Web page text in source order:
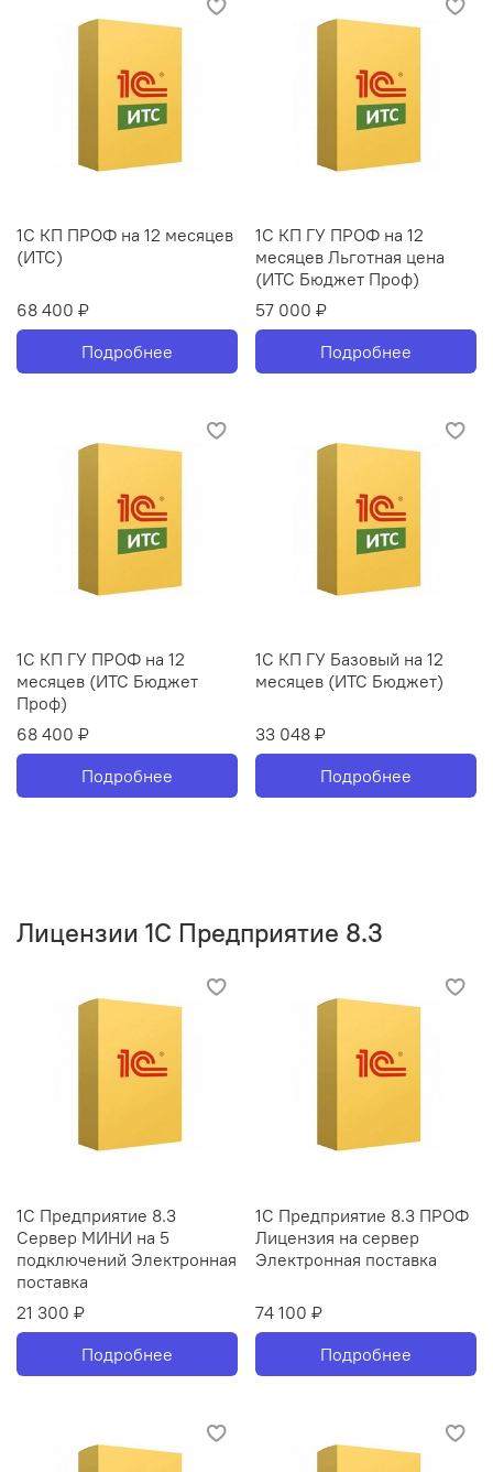
1С КП ПРОФ на 12 месяцев
(ИТС)
68 400 ₽
Подробнее
1С КП ГУ ПРОФ на 12
месяцев Льготная цена
(ИТС Бюджет Проф)
57 000 ₽
Подробнее
1С КП ГУ ПРОФ на 12
месяцев (ИТС Бюджет
Проф)
68 400 ₽
Подробнее
1С КП ГУ Базовый на 12
месяцев (ИТС Бюджет)
33 048 ₽
Подробнее
Лицензии 1С Предприятие 8.3
1С Предприятие 8.3
Сервер МИНИ на 5
подключений Электронная
поставка
21 300 ₽
Подробнее
1С Предприятие 8.3 ПРОФ
Лицензия на сервер
Электронная поставка
74 100 ₽
Подробнее